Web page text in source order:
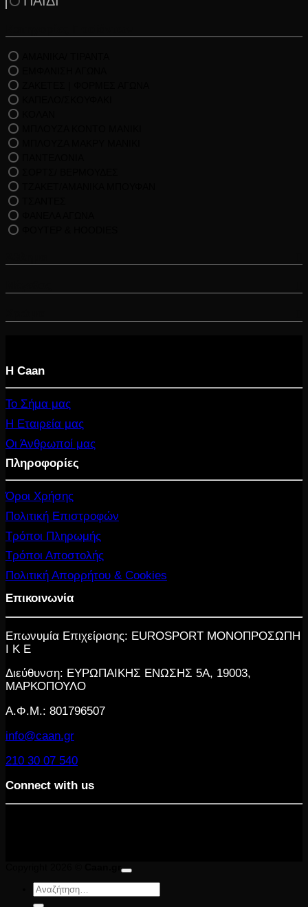
Η Caan
Το Σήμα μας
Η Εταιρεία μας
Οι Άνθρωποί μας
Πληροφορίες
Όροι Χρήσης
Πολιτική Επιστροφών
Τρόποι Πληρωμής
Τρόποι Αποστολής
Πολιτική Απορρήτου & Cookies
Επικοινωνία
Επωνυμία Επιχείρισης: EUROSPORT ΜΟΝΟΠΡΟΣΩΠΗ
Ι Κ Ε
Διεύθυνση: ΕΥΡΩΠΑΙΚΗΣ ΕΝΩΣΗΣ 5Α, 19003,
ΜΑΡΚΟΠΟΥΛΟ
Α.Φ.Μ.: 801796507
info@caan.gr
210 30 07 540
Connect with us
Αναζήτηση
για: